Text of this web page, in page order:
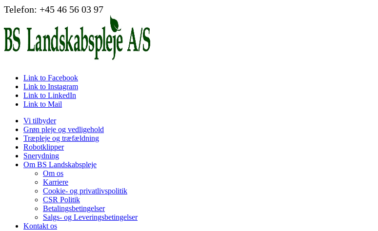
Telefon: +45 46 56 03 97
Link to Facebook
Link to Instagram
Link to LinkedIn
Link to Mail
Vi tilbyder
Grøn pleje og vedligehold
Træpleje og træfældning
Robotklipper
Snerydning
Om BS Landskabspleje
Om os
Karriere
Cookie- og privatlivspolitik
CSR Politik
Betalingsbetingelser
Salgs- og Leveringsbetingelser
Kontakt os